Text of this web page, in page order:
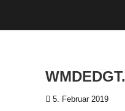
WMDEDGT.
5. Februar 2019